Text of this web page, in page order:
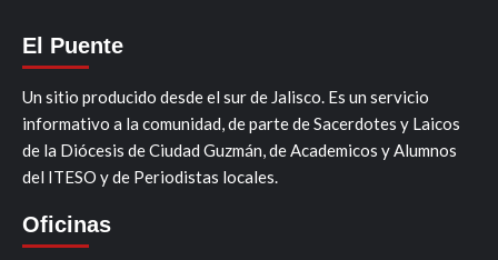
El Puente
Un sitio producido desde el sur de Jalisco. Es un servicio
informativo a la comunidad, de parte de Sacerdotes y Laicos
de la Diócesis de Ciudad Guzmán, de Academicos y Alumnos
del ITESO y de Periodistas locales.
Oficinas